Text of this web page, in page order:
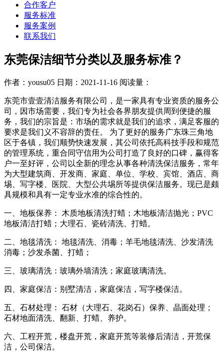
合作客户
服务标准
服务案例
联系我们
东莞保洁细节分类以及服务标准？
作者：yousu05 日期：2021-11-16 阅读量：
东莞市壹壹清洁服务有限公司，是一家具有专业资质的服务公
司，因市场需要，我们专为社会各界朋友提供周到便捷的服
务，我们的宗旨是：市场的需求就是我们的追求，满足客服的
要求是我们义不容辞的责任。 为了更好的服务广东珠三角地
区于各镇，我们顺势快速发展，其公司依托高科技手段和规范
的管理系统，重合同守信用为公司打造了良好的口碑，赢得客
户一至好评，公司以全新的理念从事各种清洗保洁服务，常年
为大型建筑商、开发商、家庭、单位、学校、宾馆、酒店、商
埸、写字楼、医院、大型公共埸所等提供保洁服务。现已是颇
具规模和具有一定专业水准的综合性的。
一、地板保养： 木质地板清洗打蜡；木地板清洁抛光；PVC
地板清洁打蜡；大理石、瓷砖清洗、打蜡。
二、地毯清洗： 地毯清洗、消毒；羊毛地毯清洗、沙发清洗
消毒；沙发杀菌、打蜡；
三、玻璃清洗：玻璃外墙清洗；家庭玻璃清洗。
四、家庭保洁：别墅清洁，家庭保洁，写字楼保洁。
五、石材处理： 石材（大理石、花岗石）保养、晶面处理；
石材地面清洗、翻新、打蜡、养护。
六、工程开荒，楼盘开荒，家庭开荒等装修后清洁，开荒保
洁，公司保洁。